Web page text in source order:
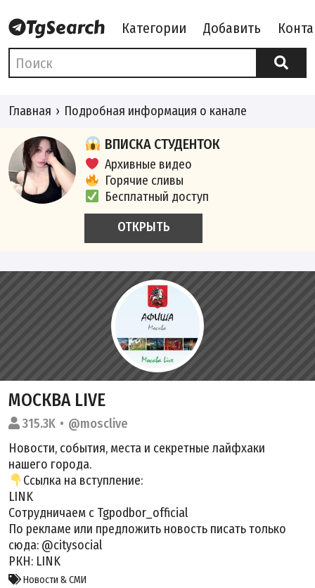
Категории Добавить
Главная Подробная информация о канале
ВПИСКА СТУДЕНТОК
Архивные видео
Горячие сливы
Бесплатный доступ
ОТКРЫТЬ
МОСКВА LIVE
315.3K
@mosclive
Новости, события, места и секретные лайфхаки
нашего города.
Ссылка на вступление:
LINK
Сотрудничаем с Tgpodbor_official
По рекламе или предложить новость писать только
сюда: @citysocial
РКН: LINK
Новости & СМИ